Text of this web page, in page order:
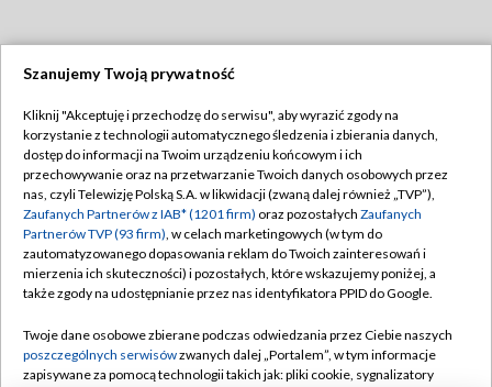
TVP
Abonament TVP
Emisja w TVP
Centrum informacji TVP
Naziemna Telewizja Cyfrowa
Rada Programowa
Regulamin TVP
Polityka prywatności
Moje zgody
Pomoc
Kontakt
Szanujemy Twoją prywatność
Kliknij "Akceptuję i przechodzę do serwisu", aby wyrazić zgody na
korzystanie z technologii automatycznego śledzenia i zbierania danych,
dostęp do informacji na Twoim urządzeniu końcowym i ich
przechowywanie oraz na przetwarzanie Twoich danych osobowych przez
nas, czyli Telewizję Polską S.A. w likwidacji (zwaną dalej również „TVP”),
Zaufanych Partnerów z IAB* (1201 firm) oraz pozostałych Zaufanych
Partnerów TVP (93 firm), w celach marketingowych (w tym do
zautomatyzowanego dopasowania reklam do Twoich zainteresowań i
mierzenia ich skuteczności) i pozostałych, które wskazujemy poniżej, a
także zgody na udostępnianie przez nas identyfikatora PPID do Google.
Twoje dane osobowe zbierane podczas odwiedzania przez Ciebie naszych
poszczególnych serwisówzwanych dalej „Portalem”, w tym informacje
zapisywane za pomocą technologii takich jak: pliki cookie, sygnalizatory